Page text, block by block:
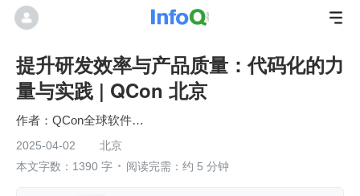
提升研发效率与产品质量：代码化的力
量与实践 | QCon 北京
QCon全球软件开发大会
2025-04-02
北京
本文字数：1390 字
阅读完需：约 5 分钟